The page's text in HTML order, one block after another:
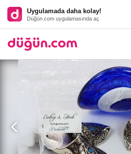
Uygulamada daha kolay!
Düğün.com uygulamasında aç